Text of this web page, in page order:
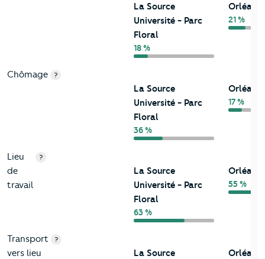
La Source
Université - Parc
Floral
18 %
Orléans
21 %
Chômage ?
La Source
Université - Parc
Floral
36 %
Orléans
17 %
Lieu
de
travail
?
La Source
Université - Parc
Floral
63 %
Orléans
55 %
Transport
vers lieu
?
La Source
Orléans